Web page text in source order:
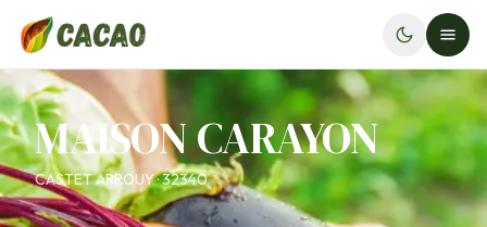
MAISON CARAYON
CASTET ARROUY · 32340